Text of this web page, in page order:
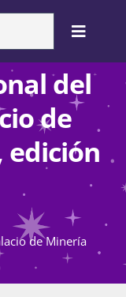
Toggle
de género
del
de
edición
de Minería